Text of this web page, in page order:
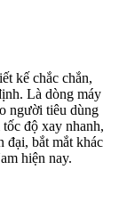
kế chắc chắn,
Là dòng máy
người tiêu dùng
độ xay nhanh,
đại, bắt mắt khác
hiện nay.